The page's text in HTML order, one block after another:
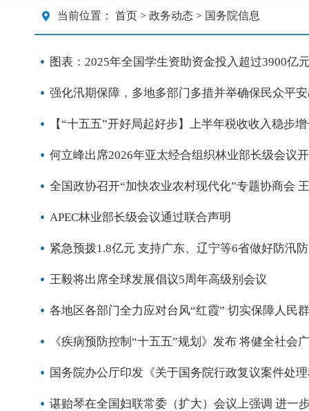
当前位置： 首页 > 政务动态 > 国务院信息
图表：2025年全国学生资助资金投入超过3900亿
强化汛期保障，多地多部门多措并举确保民众平
【“十五五”开好局起好步】上半年税收收入稳步
何立峰出席2026年亚太经合组织林业部长级会议
全国政协召开“加快农业农村现代化”专题协商会
APEC林业部长级会议通过联合声明
紧急预拨1.8亿元 支持广东、辽宁等6省做好防汛
王毅将出席全球发展倡议5周年高级别会议
各地区各部门全力应对台风“红霞” 切实保障人民
《疾病预防控制“十五五”规划》发布 将健全社会
国务院办公厅印发《关于国务院行政复议案件处
谌贻琴在全国妇联常委（扩大）会议上强调 进一